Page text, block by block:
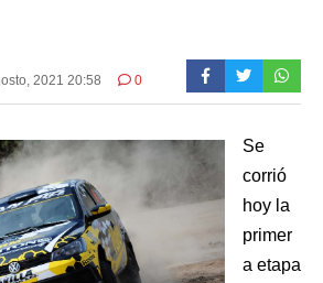
2021 20:58 0
Se
corrió
hoy la
primer
a etapa